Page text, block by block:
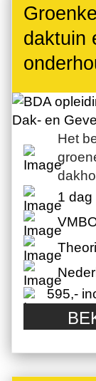
daktuin
Het
1 dag
595,-